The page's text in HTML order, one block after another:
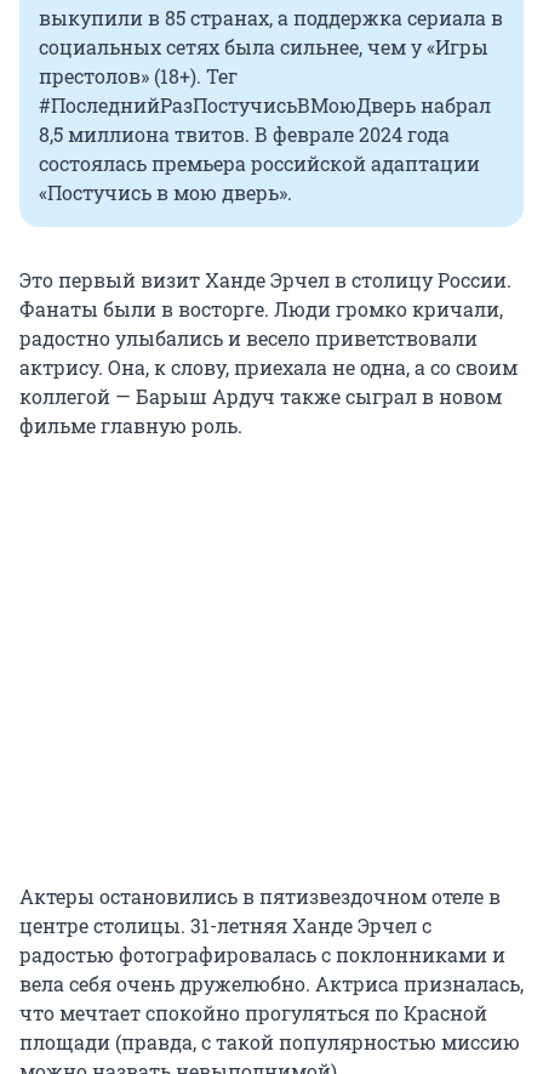
выкупили в 85 странах, а поддержка сериала в
социальных сетях была сильнее, чем у «Игры
престолов» (18+). Тег
#ПоследнийРазПостучисьВМоюДверь набрал
8,5 миллиона твитов. В феврале 2024 года
состоялась премьера российской адаптации
«Постучись в мою дверь».
Это первый визит Ханде Эрчел в столицу России.
Фанаты были в восторге. Люди громко кричали,
радостно улыбались и весело приветствовали
актрису. Она, к слову, приехала не одна, а со своим
коллегой — Барыш Ардуч также сыграл в новом
фильме главную роль.
Актеры остановились в пятизвездочном отеле в
центре столицы. 31-летняя Ханде Эрчел с
радостью фотографировалась с поклонниками и
вела себя очень дружелюбно. Актриса призналась,
что мечтает спокойно прогуляться по Красной
площади (правда, с такой популярностью миссию